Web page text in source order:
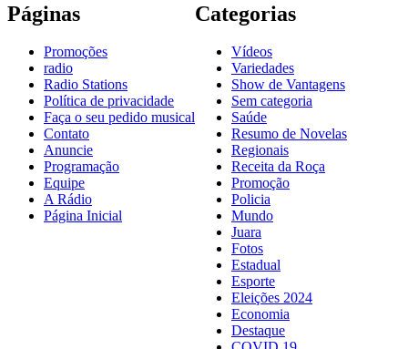
Páginas
Promoções
radio
Radio Stations
Política de privacidade
Faça o seu pedido musical
Contato
Anuncie
Programação
Equipe
A Rádio
Página Inicial
Categorias
Vídeos
Variedades
Show de Vantagens
Sem categoria
Saúde
Resumo de Novelas
Regionais
Receita da Roça
Promoção
Policia
Mundo
Juara
Fotos
Estadual
Esporte
Eleições 2024
Economia
Destaque